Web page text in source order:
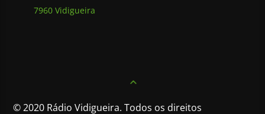
7960 Vidigueira
© 2020 Rádio Vidigueira. Todos os direitos